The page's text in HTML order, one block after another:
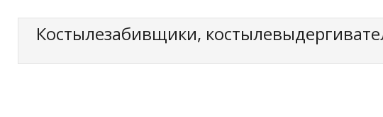
Костылезабивщики,